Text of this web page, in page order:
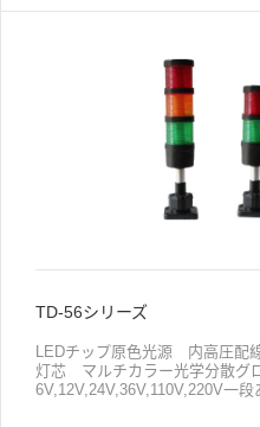
圧配線保護 アルミ合金灯芯
3528 原色豆電球機能：点灯、
のブザー仕組み：一段マルチカ
カラー取付：ポール取付式(円
式(L型金具付） 折り畳み式（
TD-56シリーズ
LEDチップ原色光源 内高圧
灯芯 マルチカラー光学分散グ
6V,12V,24V,36V,110V,220V一段